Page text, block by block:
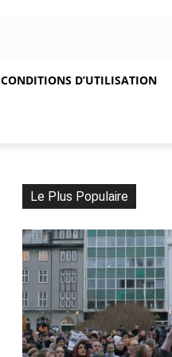
CONDITIONS D’UTILISATION
Le Plus Populaire